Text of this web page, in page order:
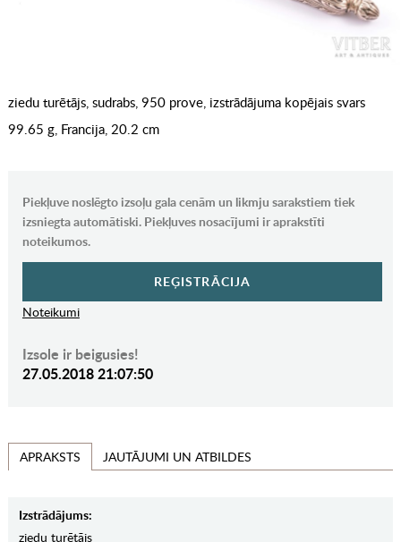
ziedu turētājs, sudrabs, 950 prove, izstrādājuma kopējais svars
99.65 g, Francija, 20.2 cm
Piekļuve noslēgto izsoļu gala cenām un likmju sarakstiem tiek
izsniegta automātiski. Piekļuves nosacījumi ir aprakstīti
noteikumos.
REĢISTRĀCIJA
Noteikumi
Izsole ir beigusies!
27.05.2018 21:07:50
APRAKSTS JAUTĀJUMI UN ATBILDES
Izstrādājums:
ziedu turētājs